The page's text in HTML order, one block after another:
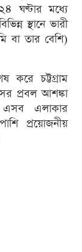
ঘণ্টার মধ্যে
স্থানে ভারী
বা তার বেশি)
করে চট্টগ্রাম
প্রবল আশঙ্কা
এসব এলাকার
প্রয়োজনীয়